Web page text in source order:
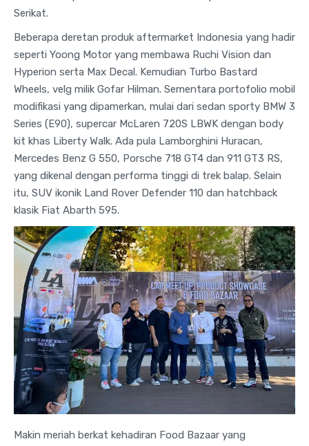
Serikat.
Beberapa deretan produk aftermarket Indonesia yang hadir
seperti Yoong Motor yang membawa Ruchi Vision dan
Hyperion serta Max Decal. Kemudian Turbo Bastard
Wheels, velg milik Gofar Hilman. Sementara portofolio mobil
modifikasi yang dipamerkan, mulai dari sedan sporty BMW 3
Series (E90), supercar McLaren 720S LBWK dengan body
kit khas Liberty Walk. Ada pula Lamborghini Huracan,
Mercedes Benz G 550, Porsche 718 GT4 dan 911 GT3 RS,
yang dikenal dengan performa tinggi di trek balap. Selain
itu, SUV ikonik Land Rover Defender 110 dan hatchback
klasik Fiat Abarth 595.
Makin meriah berkat kehadiran Food Bazaar yang